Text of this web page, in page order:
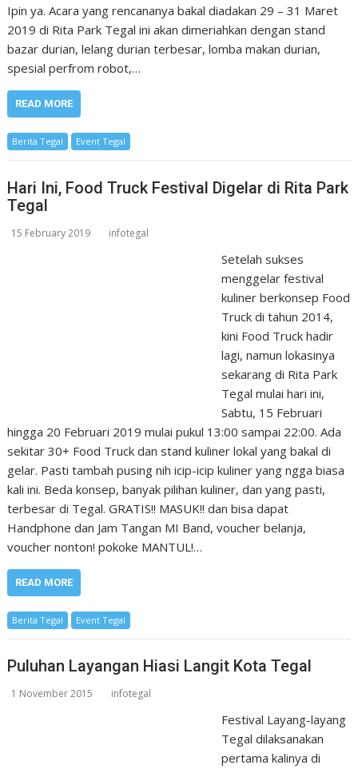
Ipin ya. Acara yang rencananya bakal diadakan 29 – 31 Maret
2019 di Rita Park Tegal ini akan dimeriahkan dengan stand
bazar durian, lelang durian terbesar, lomba makan durian,
spesial perfrom robot,…
READ MORE
Berita Tegal Event Tegal
Hari Ini, Food Truck Festival Digelar di Rita Park
Tegal
15 February 2019 infotegal
Setelah sukses
menggelar festival
kuliner berkonsep Food
Truck di tahun 2014,
kini Food Truck hadir
lagi, namun lokasinya
sekarang di Rita Park
Tegal mulai hari ini,
Sabtu, 15 Februari
hingga 20 Februari 2019 mulai pukul 13:00 sampai 22:00. Ada
sekitar 30+ Food Truck dan stand kuliner lokal yang bakal di
gelar. Pasti tambah pusing nih icip-icip kuliner yang ngga biasa
kali ini. Beda konsep, banyak pilihan kuliner, dan yang pasti,
terbesar di Tegal. GRATIS!! MASUK!! dan bisa dapat
Handphone dan Jam Tangan MI Band, voucher belanja,
voucher nonton! pokoke MANTUL!…
READ MORE
Berita Tegal Event Tegal
Puluhan Layangan Hiasi Langit Kota Tegal
1 November 2015 infotegal
Festival Layang-layang
Tegal dilaksanakan
pertama kalinya di